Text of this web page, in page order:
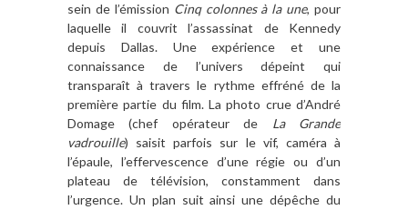
sein de l’émission Cinq colonnes à la une, pour
laquelle il couvrit l’assassinat de Kennedy
depuis Dallas. Une expérience et une
connaissance de l’univers dépeint qui
transparaît àtravers le rythme effréné de la
première partie du film. La photo crue d’André
Domage (chef opérateur de La Grande
vadrouille) saisit parfois sur le vif, caméra à
l’épaule, l’effervescence d’une régie ou d’un
plateau de télévision, constamment dans
l’urgence. Un plan suit ainsi une dépêche du